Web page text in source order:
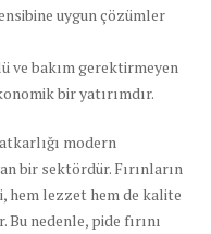
uygun çözümler
ve bakım gerektirmeyen
bir yatırımdır.
modern
bir sektördür. Fırınların
hem lezzet hem de kalite
Bu nedenle, pide fırını